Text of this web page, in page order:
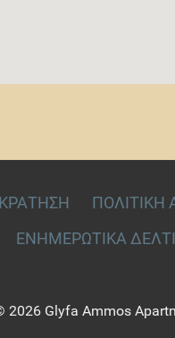
ΚΡΑΤΉΣΗ
ΕΝΗΜΕΡΩΤΙΚΆ
2026 Glyfa Ammos